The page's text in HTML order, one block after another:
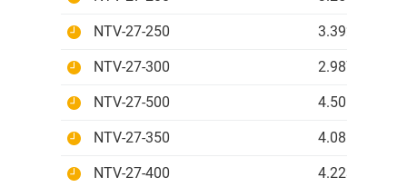
NTV-27-250 3.392.700
NTV-27-300 2.987.756
NTV-27-500 4.506.636
NTV-27-350 4.081.152
NTV-27-400 4.223.127